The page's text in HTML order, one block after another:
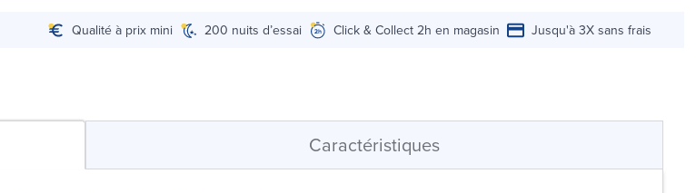
Qualité à prix mini 200 nuits d’essai Click & Collect 2h en magasin Jusqu'à 3X sans frais
Caractéristiques